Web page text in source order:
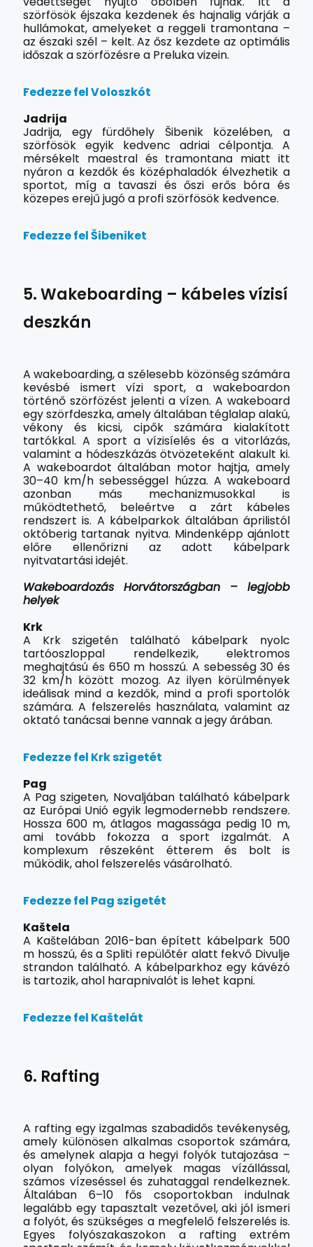
szörfösök éjszaka kezdenek és hajnalig várják a
hullámokat, amelyeket a reggeli tramontana –
az északi szél – kelt. Az ősz kezdete az optimális
időszak a szörfözésre a Preluka vizein.
Fedezze fel Voloszkót
Jadrija
Jadrija, egy fürdőhely Šibenik közelében, a
szörfösök egyik kedvenc adriai célpontja. A
mérsékelt maestral és tramontana miatt itt
nyáron a kezdők és középhaladók élvezhetik a
sportot, míg a tavaszi és őszi erős bóra és
közepes erejű jugó a profi szörfösök kedvence.
Fedezze fel Šibeniket
5. Wakeboarding – kábeles vízisí
deszkán
A wakeboarding, a szélesebb közönség számára
kevésbé ismert vízi sport, a wakeboardon
történő szörfözést jelenti a vízen. A wakeboard
egy szörfdeszka, amely általában téglalap alakú,
vékony és kicsi, cipők számára kialakított
tartókkal. A sport a vízisíelés és a vitorlázás,
valamint a hódeszkázás ötvözeteként alakult ki.
A wakeboardot általában motor hajtja, amely
30–40 km/h sebességgel húzza. A wakeboard
azonban más mechanizmusokkal is
működtethető, beleértve a zárt kábeles
rendszert is. A kábelparkok általában áprilistól
októberig tartanak nyitva. Mindenképp ajánlott
előre ellenőrizni az adott kábelpark
nyitvatartási idejét.
Wakeboardozás Horvátországban – legjobb
helyek
Krk
A Krk szigetén található kábelpark nyolc
tartóoszloppal rendelkezik, elektromos
meghajtású és 650 m hosszú. A sebesség 30 és
32 km/h között mozog. Az ilyen körülmények
ideálisak mind a kezdők, mind a profi sportolók
számára. A felszerelés használata, valamint az
oktató tanácsai benne vannak a jegy árában.
Fedezze fel Krk szigetét
Pag
A Pag szigeten, Novaljában található kábelpark
az Európai Unió egyik legmodernebb rendszere.
Hossza 600 m, átlagos magassága pedig 10 m,
ami tovább fokozza a sport izgalmát. A
komplexum részeként étterem és bolt is
működik, ahol felszerelés vásárolható.
Fedezze fel Pag szigetét
Kaštela
A Kaštelában 2016-ban épített kábelpark 500
m hosszú, és a Spliti repülőtér alatt fekvő Divulje
strandon található. A kábelparkhoz egy kávézó
is tartozik, ahol harapnivalót is lehet kapni.
Fedezze fel Kaštelát
6. Rafting
A rafting egy izgalmas szabadidős tevékenység,
amely különösen alkalmas csoportok számára,
és amelynek alapja a hegyi folyók tutajozása –
olyan folyókon, amelyek magas vízállással,
számos vízeséssel és zuhataggal rendelkeznek.
Általában 6–10 fős csoportokban indulnak
legalább egy tapasztalt vezetővel, aki jól ismeri
a folyót, és szükséges a megfelelő felszerelés is.
Egyes folyószakaszokon a rafting extrém